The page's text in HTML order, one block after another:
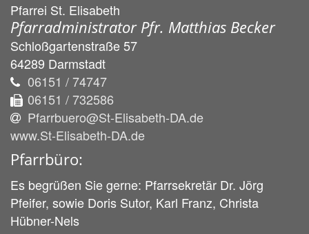
Pfarrei St. Elisabeth
Pfarradministrator Pfr. Matthias Becker
Schloßgartenstraße 57
64289 Darmstadt
06151 / 74747
06151 / 732586
Pfarrbuero@St-Elisabeth-DA.de
www.St-Elisabeth-DA.de
Pfarrbüro:
Es begrüßen Sie gerne: Pfarrsekretär Dr. Jörg
Pfeifer, sowie Doris Sutor, Karl Franz, Christa
Hübner-Nels